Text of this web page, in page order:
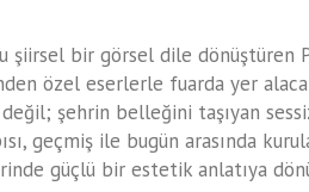
şiirsel bir görsel dile dönüştüren
özel eserlerle fuarda yer
şehrin belleğini taşıyan
geçmiş ile bugün arasında
güçlü bir estetik anlatıya